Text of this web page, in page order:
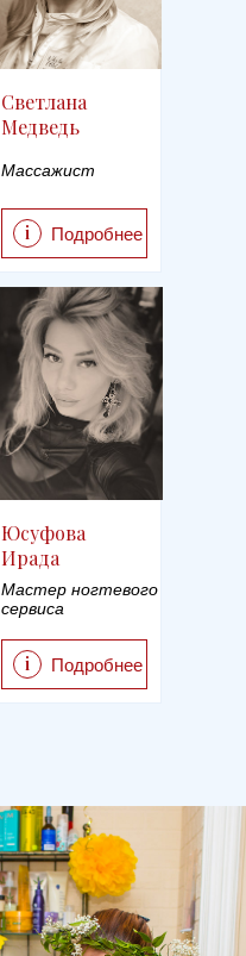
Подробнее
i
Светлана
Медведь
Массажист
Подробнее
i
Юсуфова
Ирада
Мастер ногтевого
сервиса